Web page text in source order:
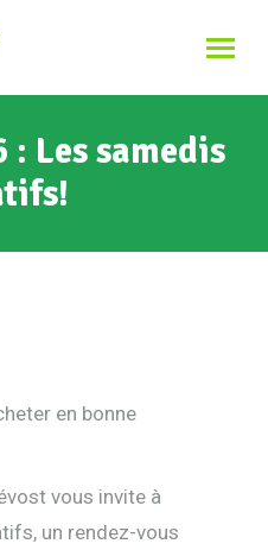
Les samedis
en bonne
vous invite à
un rendez-vous